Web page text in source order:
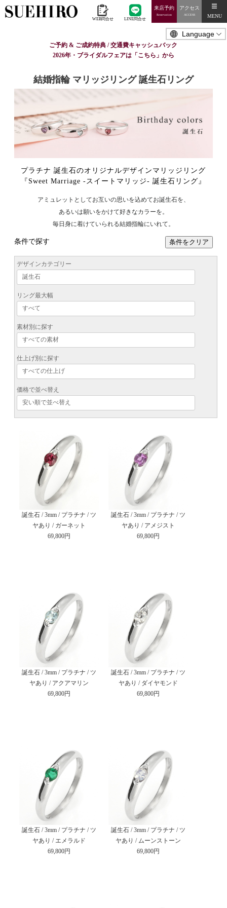
WEB問合せ LINE問合せ
来店予約
Reservation
アクセス
ACCESS MENU
ご予約 & ご成約特典 / 交通費キャッシュバック
2026年・ブライダルフェアは「こちら」から
結婚指輪 マリッジリング 誕生石リング
プラチナ 誕生石のオリジナルデザインマリッジリング
『Sweet Marriage -スイートマリッジ- 誕生石リング』
アミュレットとしてお互いの思いを込めてお誕生石を、
あるいは願いをかけて好きなカラーを。
毎日身に着けていられる結婚指輪にいれて。
条件で探す 条件をクリア
デザインカテゴリー
リング最大幅
素材別に探す
仕上げ別に探す
価格で並べ替え
誕生石 / 3mm / プラチナ / ツ
ヤあり / ガーネット
69,800円
誕生石 / 3mm / プラチナ / ツ
ヤあり / アメジスト
69,800円
誕生石 / 3mm / プラチナ / ツ
ヤあり / アクアマリン
69,800円
誕生石 / 3mm / プラチナ / ツ
ヤあり / ダイヤモンド
69,800円
誕生石 / 3mm / プラチナ / ツ
ヤあり / エメラルド
69,800円
誕生石 / 3mm / プラチナ / ツ
ヤあり / ムーンストーン
69,800円